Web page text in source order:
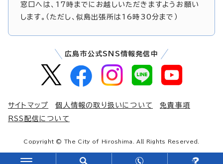
窓口へは、17時までにお越しいただきますようお願い
します。（ただし、似島出張所は16時30分まで）
広島市公式SNS情報発信中
サイトマップ 個人情報の取り扱いについて
免責事項
RSS配信について
Copyright © The City of Hiroshima. All Rights Reserved.